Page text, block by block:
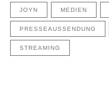
JOYN MEDIEN
PRESSEAUSSENDUNG
STREAMING